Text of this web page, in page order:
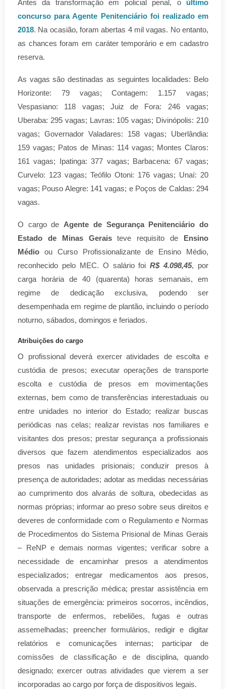
Antes da transformação em policial penal, oúltimo
concurso para Agente Penitenciário foi realizado em
2018. Na ocasião, foram abertas 4 mil vagas. No entanto,
as chances foram em caráter temporário e em cadastro
reserva.
As vagas são destinadas as seguintes localidades: Belo
Horizonte: 79 vagas; Contagem: 1.157 vagas;
Vespasiano: 118 vagas; Juiz de Fora: 246 vagas;
Uberaba: 295 vagas; Lavras: 105 vagas; Divinópolis: 210
vagas; Governador Valadares: 158 vagas; Uberlândia:
159 vagas; Patos de Minas: 114 vagas; Montes Claros:
161 vagas; Ipatinga: 377 vagas; Barbacena: 67 vagas;
Curvelo: 123 vagas; Teófilo Otoni: 176 vagas; Unaí: 20
vagas; Pouso Alegre: 141 vagas; e Poços de Caldas: 294
vagas.
O cargo de Agente de Segurança Penitenciário do
Estado de Minas Geraisteve requisito de
Ensino
Médio ou Curso Profissionalizante de Ensino Médio,
reconhecido pelo MEC. O salário foiR$ 4.098,45, por
carga horária de 40 (quarenta) horas semanais, em
regime de dedicação exclusiva, podendo ser
desempenhada em regime de plantão, incluindo o período
noturno, sábados, domingos e feriados.
Atribuições do cargo
O profissional deverá exercer atividades de escolta e
custódia de presos; executar operações de transporte
escolta e custódia de presos em movimentações
externas, bem como de transferências interestaduais ou
entre unidades no interior do Estado; realizar buscas
periódicas nas celas; realizar revistas nos familiares e
visitantes dos presos; prestar segurança a profissionais
diversos que fazem atendimentos especializados aos
presos nas unidades prisionais; conduzir presos à
presença de autoridades; adotar as medidas necessárias
ao cumprimento dos alvarás de soltura, obedecidas as
normas próprias; informar ao preso sobre seus direitos e
deveres de conformidade com o Regulamento e Normas
de Procedimentos do Sistema Prisional de Minas Gerais
– ReNP e demais normas vigentes; verificar sobre a
necessidade de encaminhar presos a atendimentos
especializados; entregar medicamentos aos presos,
observada a prescrição médica; prestar assistência em
situações de emergência: primeiros socorros, incêndios,
transporte de enfermos, rebeliões, fugas e outras
assemelhadas; preencher formulários, redigir e digitar
relatórios e comunicações internas; participar de
comissões de classificação e de disciplina, quando
designado; exercer outras atividades que vierem a ser
incorporadas ao cargo por força de dispositivos legais.